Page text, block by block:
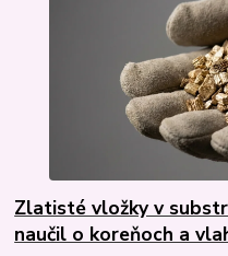
Zlatisté vložky v
naučil o koreňoch a